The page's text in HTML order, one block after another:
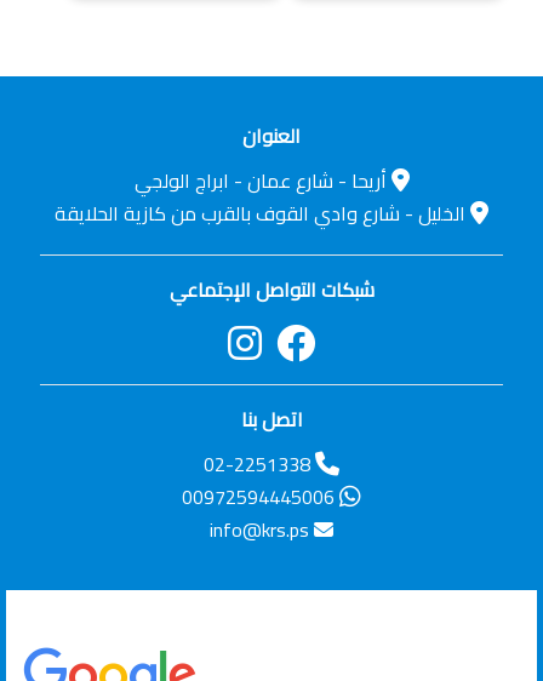
العنوان
أريحا - شارع عمان - ابراج الولجي
الخليل - شارع وادي القوف بالقرب من كازية الحلايقة
شبكات التواصل الإجتماعي
اتصل بنا
02-2251338